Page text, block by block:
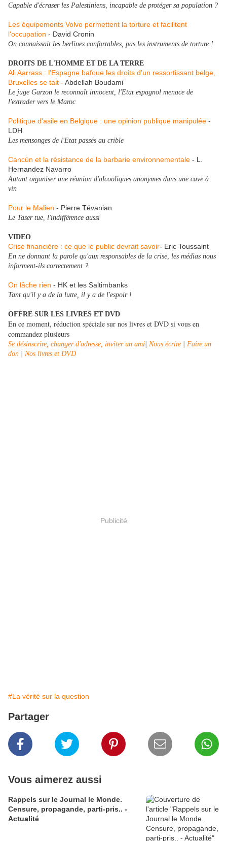
Capable d'écraser les Palestiniens, incapable de protéger sa population ?
Les équipements Volvo permettent la torture et facilitent
l'occupation - David Cronin
On connaissait les berlines confortables, pas les instruments de torture !
DROITS DE L'HOMME ET DE LA TERRE
Ali Aarrass : l'Espagne bafoue les droits d'un ressortissant belge,
Bruxelles se tait - Abdellah Boudami
Le juge Garzon le reconnaît innocent, l'Etat espagnol menace de
l'extrader vers le Maroc
Politique d'asile en Belgique : une opinion publique manipulée -
LDH
Les mensonges de l'Etat passés au crible
Cancùn et la résistance de la barbarie environnementale - L.
Hernandez Navarro
Autant organiser une réunion d'alcooliques anonymes dans une cave à
vin
Pour le Malien - Pierre Tévanian
Le Taser tue, l'indifférence aussi
VIDEO
Crise financière : ce que le public devrait savoir- Eric Toussaint
En ne donnant la parole qu'aux responsables de la crise, les médias nous
informent-ils correctement ?
On lâche rien - HK et les Saltimbanks
Tant qu'il y a de la lutte, il y a de l'espoir !
OFFRE SUR LES LIVRES ET DVD
En ce moment, réduction spéciale sur nos livres et DVD si vous en
commandez plusieurs
Se désinscrire, changer d'adresse, inviter un ami| Nous écrire | Faire un
don | Nos livres et DVD
Publicité
#La vérité sur la question
Partager
Vous aimerez aussi
Rappels sur le Journal le Monde.
Censure, propagande, parti-pris.. -
Actualité